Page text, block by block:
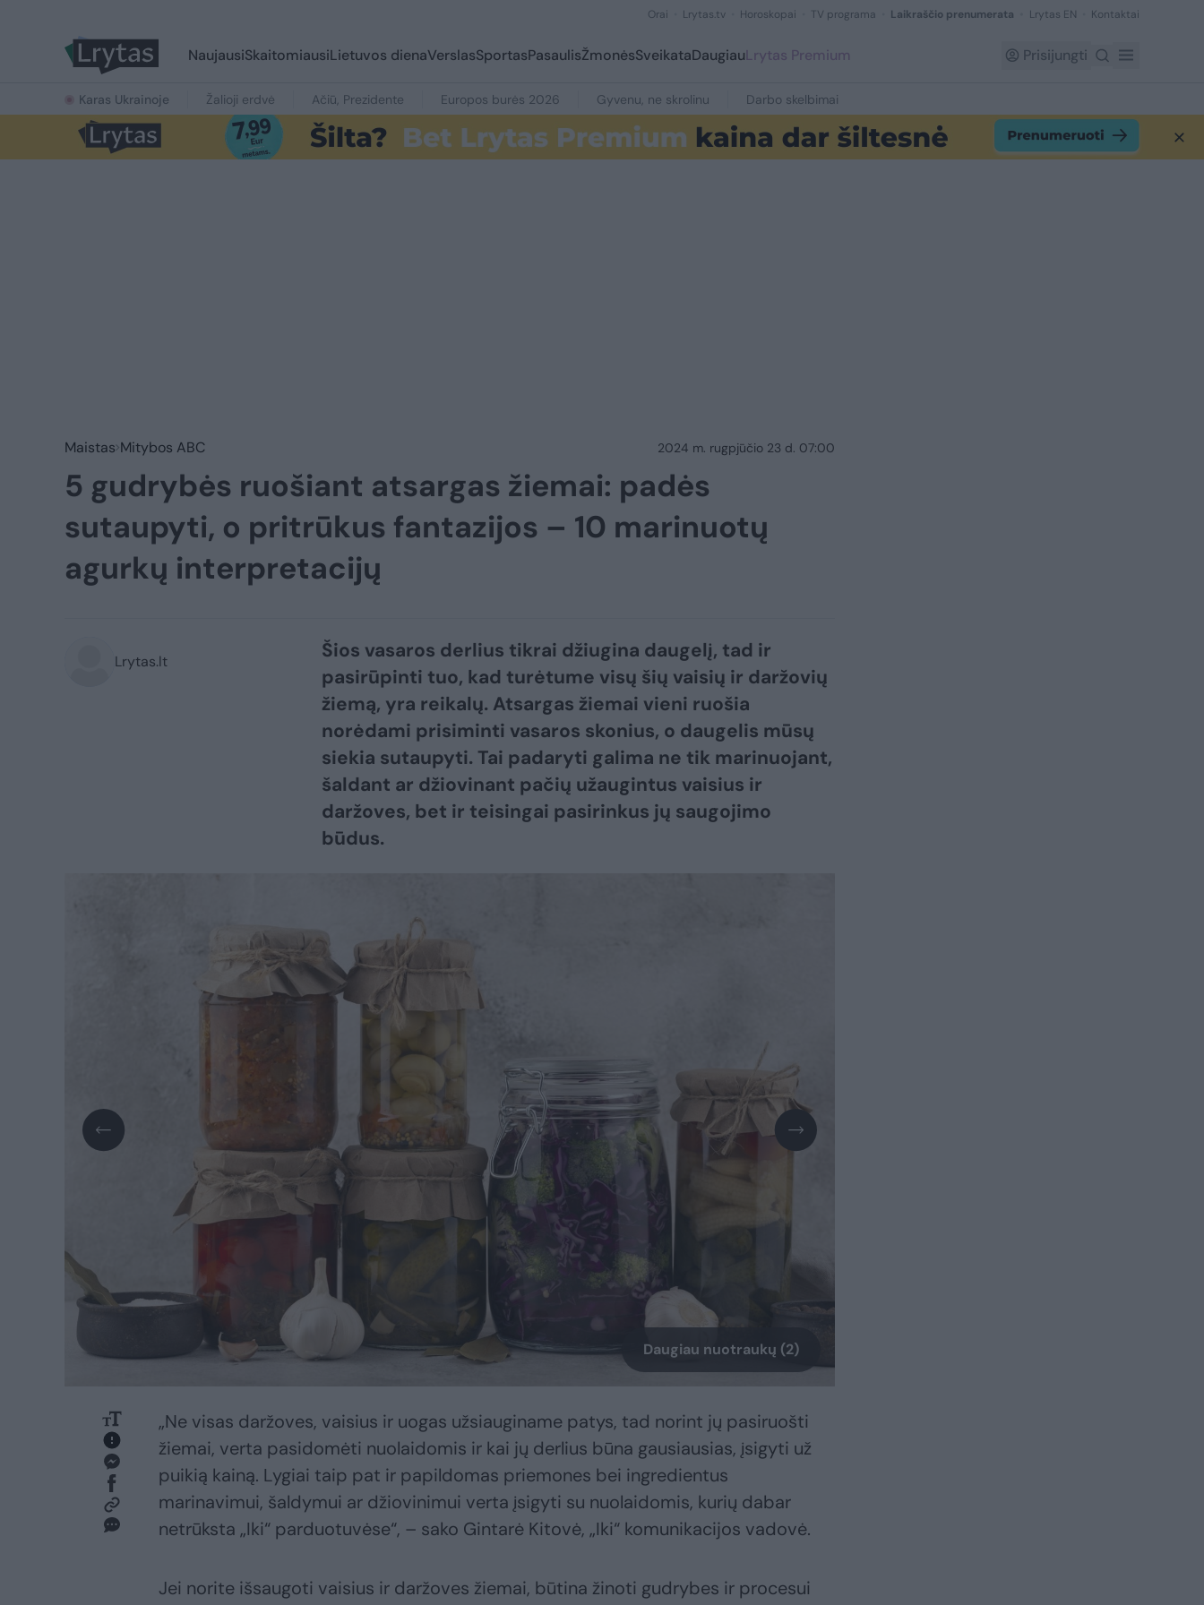
Orai Lrytas.tv Horoskopai TV programa Laikraščio prenumerata Lrytas EN Kontaktai
NaujausiSkaitomiausiLietuvos dienaVerslasSportasPasaulisŽmonėsSveikataDaugiauLrytas Premium Prisijungti
Karas Ukrainoje Žalioji erdvė Ačiū, Prezidente Europos burės 2026 Gyvenu, ne skrolinu Darbo skelbimai
Maistas Mitybos ABC 2024 m. rugpjūčio 23 d. 07:00
5 gudrybės ruošiant atsargas žiemai: padės
sutaupyti, o pritrūkus fantazijos – 10 marinuotų
agurkų interpretacijų
Lrytas.lt
Šios vasaros derlius tikrai džiugina daugelį, tad ir
pasirūpinti tuo, kad turėtume visų šių vaisių ir daržovių
žiemą, yra reikalų. Atsargas žiemai vieni ruošia
norėdami prisiminti vasaros skonius, o daugelis mūsų
siekia sutaupyti. Tai padaryti galima ne tik marinuojant,
šaldant ar džiovinant pačių užaugintus vaisius ir
daržoves, bet ir teisingai pasirinkus jų saugojimo
būdus.
Daugiau nuotraukų (2)
„Ne visas daržoves, vaisius ir uogas užsiauginame patys, tad norint jų pasiruošti
žiemai, verta pasidomėti nuolaidomis ir kai jų derlius būna gausiausias, įsigyti už
puikią kainą. Lygiai taip pat ir papildomas priemones bei ingredientus
marinavimui, šaldymui ar džiovinimui verta įsigyti su nuolaidomis, kurių dabar
netrūksta „Iki“ parduotuvėse“, – sako Gintarė Kitovė, „Iki“ komunikacijos vadovė.
Jei norite išsaugoti vaisius ir daržoves žiemai, būtina žinoti gudrybes ir procesui